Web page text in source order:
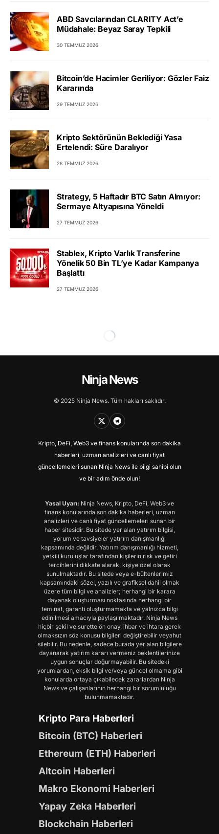
ABD Savcılarından CLARITY Act’e
Müdahale: Beyaz Saray Tepkili
30 TEMMUZ 2026
Bitcoin’de Hacimler Geriliyor: Gözler Faiz
Kararında
29 TEMMUZ 2026
Kripto Sektörünün Beklediği Yasa
Ertelendi: Süre Daralıyor
28 TEMMUZ 2026
Strategy, 5 Haftadır BTC Satın Almıyor:
Sermaye Altyapısına Yöneldi
27 TEMMUZ 2026
Stablex, Kripto Varlık Transferine
Yönelik 50 Bin TL’ye Kadar Kampanya
Başlattı
27 TEMMUZ 2026
Ninja News
© 2025 Ninja News. Tüm hakları saklıdır.
Kripto, DeFi, Web3 ve finans konularında son dakika
haberleri, uzman analizleri ve canlı fiyat
güncellemeleri sunan Ninja News ile bilgi sahibi olun
ve bir adım önde olun!
Yasal Uyarı: Ninja News, Kripto, DeFi, Web3 ve
finans konularında son dakika haberleri, uzman
analizleri ve canlı fiyat güncellemeleri sunan bir
haber sitesidir. Bu sitede yer alan yatırım bilgisi,
yorum ve tavsiyeler yatırım danışmanlığı
kapsamında değildir. Yatırım danışmanlığı hizmeti,
yetkili kuruluşlar tarafından kişilerin risk ve getiri
tercihlerini dikkate alarak, kişiye özel olarak
sunulmaktadır. Bu sitede veya e-bültenlerimiz
kapsamındaki sözel, yazılı ve grafiksel dahil olmak
üzere tüm bilgi ve analizler; herhangi bir karara
dayanak oluşturması noktasında herhangi bir
teminat, garanti oluşturmamakta ve yalnızca bilgi
edinilmesi amacıyla paylaşılmaktadır. Ninja News
hiçbir şekil ve surette ön onay, ihbar ve ihtara gerek
olmaksızın söz konusu bilgileri değiştirebilir veyahut
silebilir. Bu nedenle, sadece burada yer alan bilgilere
dayanarak yatırım kararı vermeniz beklentilerinize
uygun sonuçlar doğurmayabilir. Bu sitedeki
yorumlardan, eksik bilgi ve/veya güncel olmama gibi
konularda ortaya çıkabilecek zararlardan Ninja
News ve çalışanlarının herhangi bir sorumluluğu
bulunmamaktadır.
Kripto Para Haberleri
Bitcoin (BTC) Haberleri
Ethereum (ETH) Haberleri
Altcoin Haberleri
Makro Ekonomi Haberleri
Yapay Zeka Haberleri
Blockchain Haberleri